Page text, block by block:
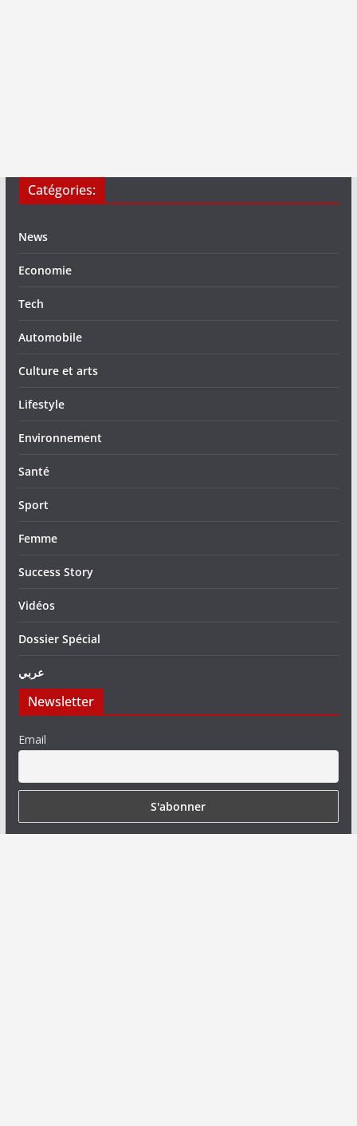
Catégories:
News
Economie
Tech
Automobile
Culture et arts
Lifestyle
Environnement
Santé
Sport
Femme
Success Story
Vidéos
Dossier Spécial
عربي
Newsletter
Email